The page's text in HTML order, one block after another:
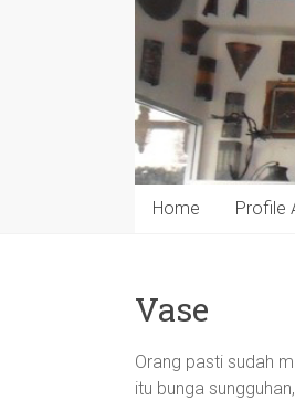
Home Profile
Vase
Orang pasti sudah
itu bunga